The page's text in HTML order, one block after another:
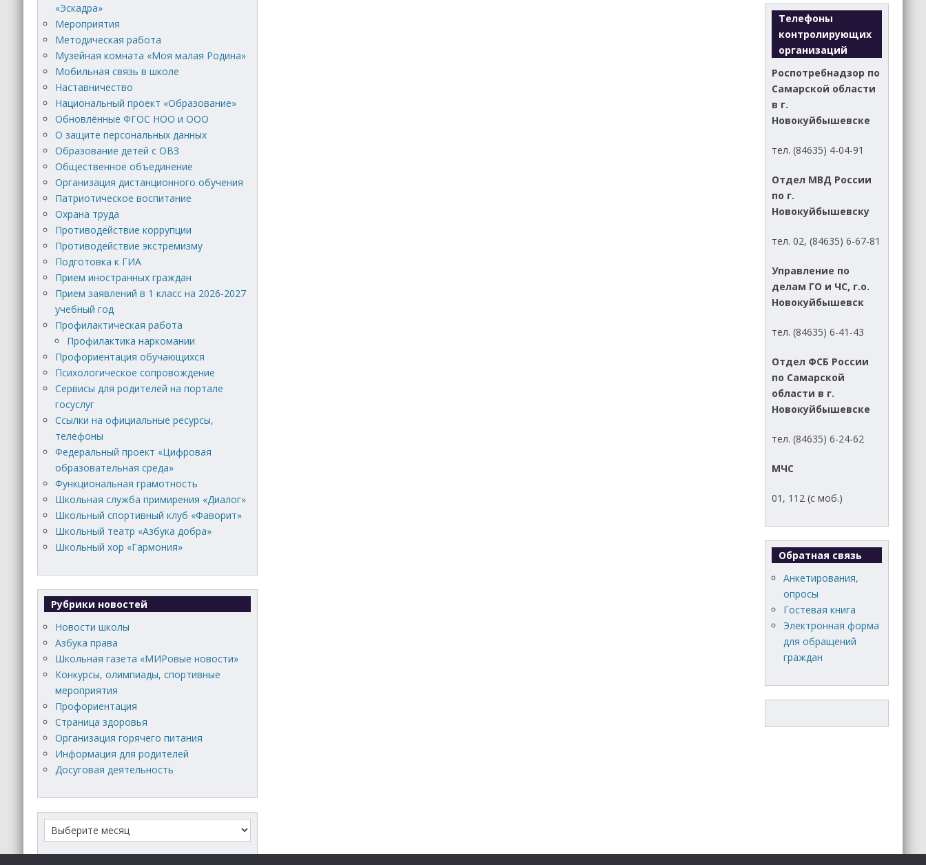
«Эскадра»
Мероприятия
Методическая работа
Музейная комната «Моя малая Родина»
Мобильная связь в школе
Наставничество
Национальный проект «Образование»
Обновлённые ФГОС НОО и ООО
О защите персональных данных
Образование детей с ОВЗ
Общественное объединение
Организация дистанционного обучения
Патриотическое воспитание
Охрана труда
Противодействие коррупции
Противодействие экстремизму
Подготовка к ГИА
Прием иностранных граждан
Прием заявлений в 1 класс на 2026-2027
учебный год
Профилактическая работа
Профилактика наркомании
Профориентация обучающихся
Психологическое сопровождение
Сервисы для родителей на портале
госуслуг
Ссылки на официальные ресурсы,
телефоны
Федеральный проект «Цифровая
образовательная среда»
Функциональная грамотность
Школьная служба примирения «Диалог»
Школьный спортивный клуб «Фаворит»
Школьный театр «Азбука добра»
Школьный хор «Гармония»
Рубрики новостей
Новости школы
Азбука права
Школьная газета «МИРовые новости»
Конкурсы, олимпиады, спортивные
мероприятия
Профориентация
Страница здоровья
Организация горячего питания
Информация для родителей
Досуговая деятельность
Телефоны
контролирующих
организаций
Роспотребнадзор по
Самарской области
в г.
Новокуйбышевске
тел. (84635) 4-04-91
Отдел МВД России
по г.
Новокуйбышевску
тел. 02, (84635) 6-67-81
Управление по
делам ГО и ЧС, г.о.
Новокуйбышевск
тел. (84635) 6-41-43
Отдел ФСБ России
по Самарской
области в г.
Новокуйбышевске
тел. (84635) 6-24-62
МЧС
01, 112 (с моб.)
Обратная связь
Анкетирования,
опросы
Гостевая книга
Электронная форма
для обращений
граждан